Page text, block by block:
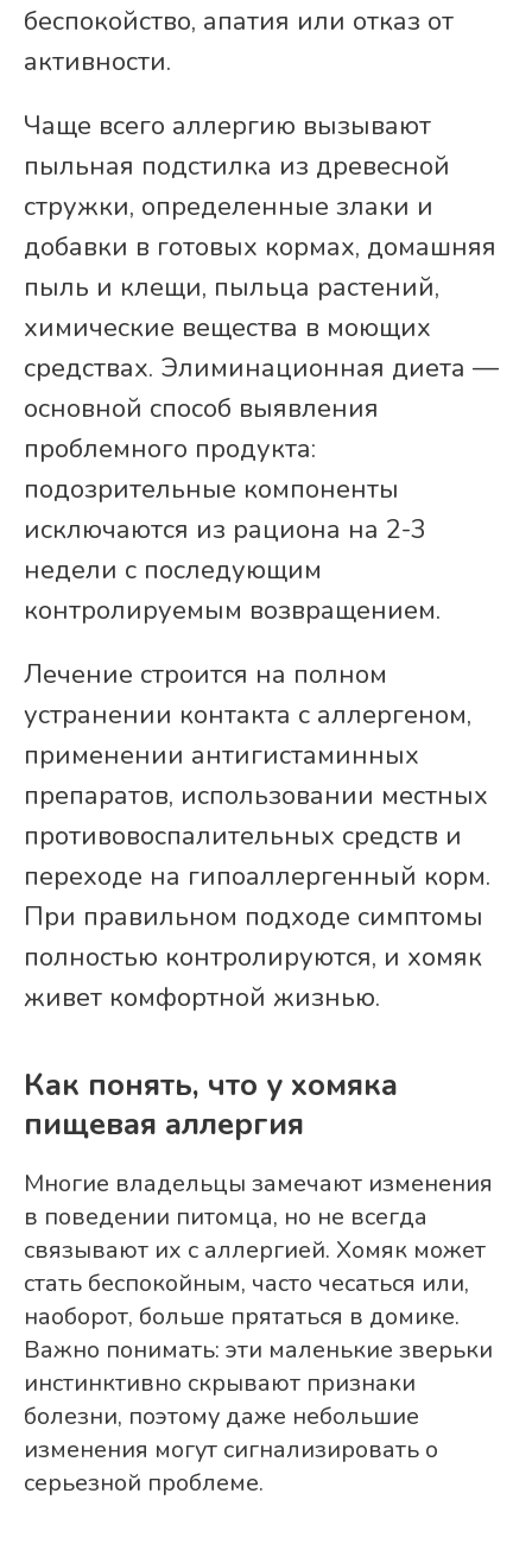
беспокойство, апатия или отказ от
активности.
Чаще всего аллергию вызывают
пыльная подстилка из древесной
стружки, определенные злаки и
добавки в готовых кормах, домашняя
пыль и клещи, пыльца растений,
химические вещества в моющих
средствах. Элиминационная диета —
основной способ выявления
проблемного продукта:
подозрительные компоненты
исключаются из рациона на 2-3
недели с последующим
контролируемым возвращением.
Лечение строится на полном
устранении контакта с аллергеном,
применении антигистаминных
препаратов, использовании местных
противовоспалительных средств и
переходе на гипоаллергенный корм.
При правильном подходе симптомы
полностью контролируются, и хомяк
живет комфортной жизнью.
Как понять, что у хомяка
пищевая аллергия
Многие владельцы замечают изменения
в поведении питомца, но не всегда
связывают их с аллергией. Хомяк может
стать беспокойным, часто чесаться или,
наоборот, больше прятаться в домике.
Важно понимать: эти маленькие зверьки
инстинктивно скрывают признаки
болезни, поэтому даже небольшие
изменения могут сигнализировать о
серьезной проблеме.